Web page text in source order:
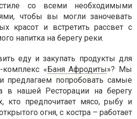
стиле со всеми необходимыми
чтобы вы могли заночевать
красот и встретить рассвет с
напитка на берегу реки.
еду и закупать продукты для
комплекс «Баня Афродиты»? Мы
предлагаем попробовать самые
в нашей Ресторации на берегу
кто предпочитает мясо, рыбу и
огня, с костра – работает